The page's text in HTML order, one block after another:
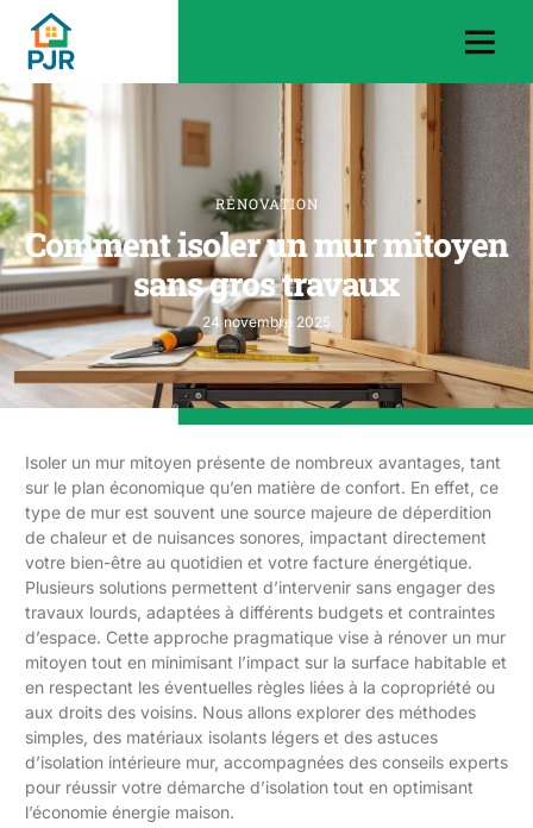
RÉNOVATION
Comment isoler un mur mitoyen
sans gros travaux
24 novembre 2025
Isoler un mur mitoyen présente de nombreux avantages, tant
sur le plan économique qu’en matière de confort. En effet, ce
type de mur est souvent une source majeure de déperdition
de chaleur et de nuisances sonores, impactant directement
votre bien-être au quotidien et votre facture énergétique.
Plusieurs solutions permettent d’intervenir sans engager des
travaux lourds, adaptées à différents budgets et contraintes
d’espace. Cette approche pragmatique vise à rénover un mur
mitoyen tout en minimisant l’impact sur la surface habitable et
en respectant les éventuelles règles liées à la copropriété ou
aux droits des voisins. Nous allons explorer des méthodes
simples, des matériaux isolants légers et des astuces
d’isolation intérieure mur, accompagnées des conseils experts
pour réussir votre démarche d’isolation tout en optimisant
l’économie énergie maison.